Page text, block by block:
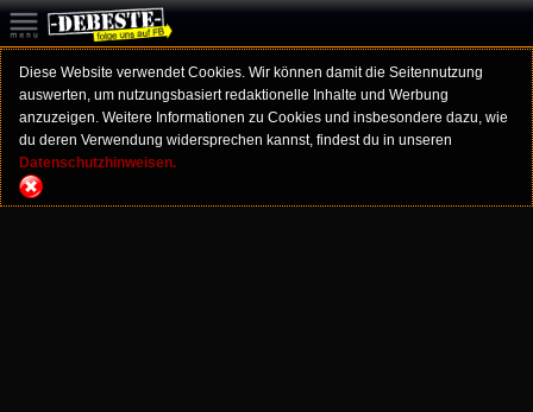
Diese Website verwendet Cookies. Wir können damit die Seitennutzung
auswerten, um nutzungsbasiert redaktionelle Inhalte und Werbung
anzuzeigen. Weitere Informationen zu Cookies und insbesondere dazu, wie
du deren Verwendung widersprechen kannst, findest du in unseren
Datenschutzhinweisen.